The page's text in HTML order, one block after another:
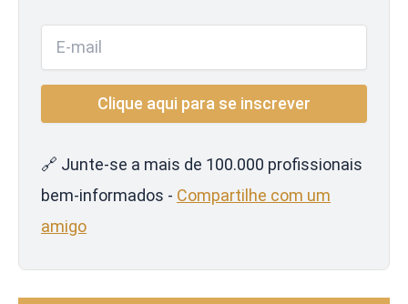
🔗 Junte-se a mais de 100.000 profissionais
bem-informados - Compartilhe com um
amigo